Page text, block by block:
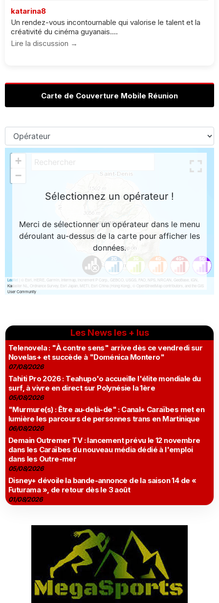
katarina8
Un rendez-vous incontournable qui valorise le talent et la
créativité du cinéma guyanais....
Lire la discussion →
Carte de Couverture Mobile Réunion
Les News les + lus
Telenovela : "À contre sens" arrive dès ce vendredi sur
Novelas+ et succède à "Doménica Montero"
07/08/2026
Tahiti Pro 2026 : Teahupo'o accueille l'élite mondiale du
surf, à vivre en direct sur Polynésie la 1ère
05/08/2026
"Murmure(s) : Être au-delà-de" : Canal+ Caraïbes met en
lumière les parcours de personnes trans en Martinique
06/08/2026
Demain Outremer TV : lancement prévu le 12 novembre
dans les Caraïbes du nouveau média dédié à l'emploi
dans les Outre-mer
05/08/2026
Disney+ dévoile la bande-annonce de la saison 14 de «
Futurama », de retour dès le 3 août
01/08/2026